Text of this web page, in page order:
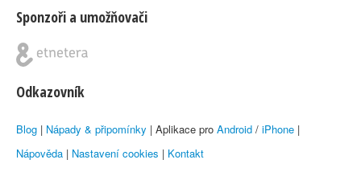
Sponzoři a umožňovači
Odkazovník
Blog | Nápady & připomínky | Aplikace pro Android / iPhone |
Nápověda | Nastavení cookies | Kontakt